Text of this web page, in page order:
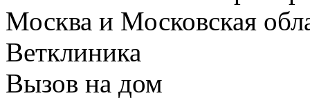
Москва и Московская
Ветклиника
Вызов на дом